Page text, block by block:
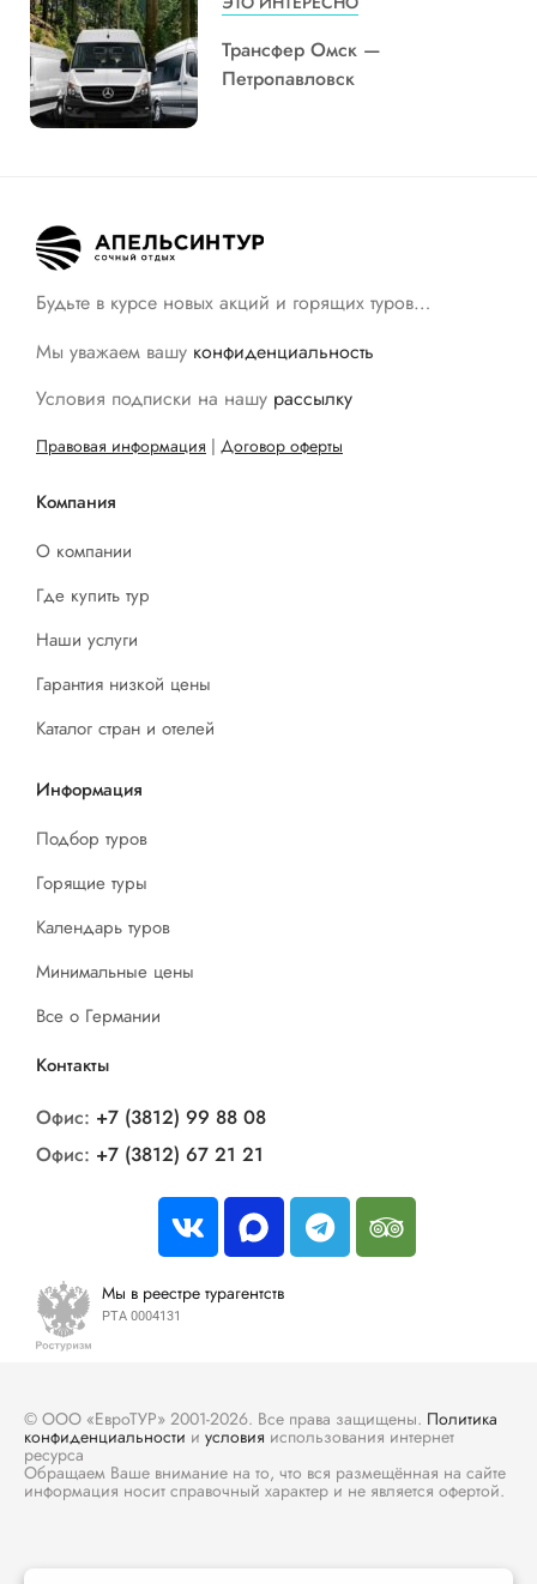
Трансфер Омск —
Петропавловск
Будьте в курсе новых акций и горящих туров…
Мы уважаем вашу конфиденциальность
Условия подписки на нашу рассылку
Правовая информация | Договор оферты
Компания
О компании
Где купить тур
Наши услуги
Гарантия низкой цены
Каталог стран и отелей
Информация
Подбор туров
Горящие туры
Календарь туров
Минимальные цены
Все о Германии
Контакты
Офис: +7 (3812) 99 88 08
Офис: +7 (3812) 67 21 21
Мы в реестре турагентств
РТА 0004131
© ООО «ЕвроТУР» 2001-2026. Все права защищены. Политика
конфиденциальности и условия использования интернет
ресурса
Обращаем Ваше внимание на то, что вся размещённая на сайте
информация носит справочный характер и не является офертой.